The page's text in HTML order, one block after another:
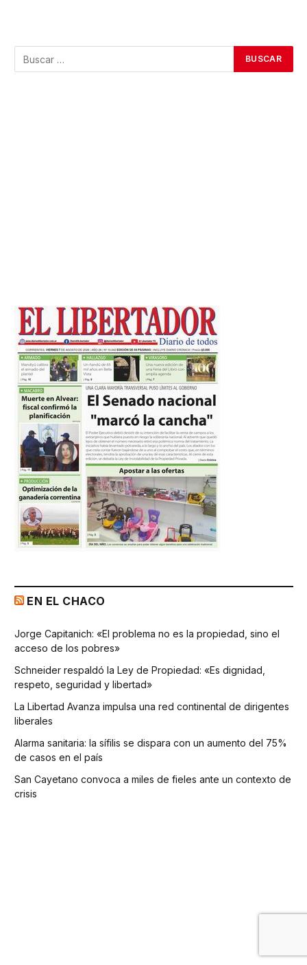
EN EL CHACO
Jorge Capitanich: «El problema no es la propiedad, sino el
acceso de los pobres»
Schneider respaldó la Ley de Propiedad: «Es dignidad,
respeto, seguridad y libertad»
La Libertad Avanza impulsa una red continental de dirigentes
liberales
Alarma sanitaria: la sífilis se dispara con un aumento del 75%
de casos en el país
San Cayetano convoca a miles de fieles ante un contexto de
crisis